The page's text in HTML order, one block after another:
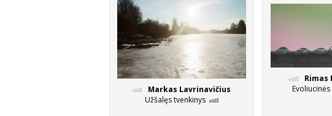
Markas Lavrinavičius
Užšalęs tvenkinys
Rimas